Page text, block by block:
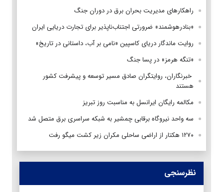
راهکارهای مدیریت بحران برق در دوران جنگ
«بنادرهوشمند» ضرورتی اجتناب‌ناپذیر برای تجارت دریایی ایران
روایت ماندگار دریای کاسپین «نامی بر آب، داستانی در تاریخ»
«تنگه هرمز» در پسا جنگ
‌ خبرنگاران، روایتگران صادق مسیر توسعه و پیشرفت کشور
هستند
مکالمه رایگان ایرانسل به مناسبت روز تبریز
سه واحد نیروگاه برقابی چمشیر به شبکه سراسری برق متصل شد
۱۲۷۰ هکتار از اراضی ساحلی مکران زیر کشت میگو رفت
نظرسنجی